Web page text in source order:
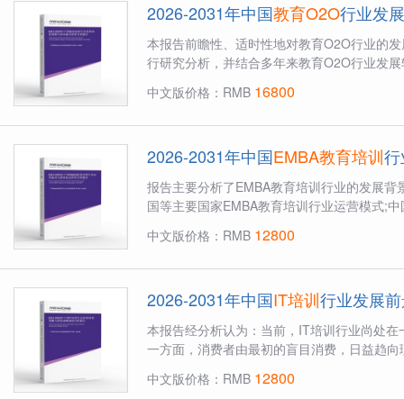
2026-2031年中国教育O2O行业发
本报告前瞻性、适时性地对教育O2O行业的
行研究分析，并结合多年来教育O2O行业发
中文版价格：RMB 16800
2026-2031年中国EMBA教育培训
报告主要分析了EMBA教育培训行业的发展
国等主要国家EMBA教育培训行业运营模式;
中文版价格：RMB 12800
2026-2031年中国IT培训行业发展
本报告经分析认为：当前，IT培训行业尚处
一方面，消费者由最初的盲目消费，日益趋
中文版价格：RMB 12800